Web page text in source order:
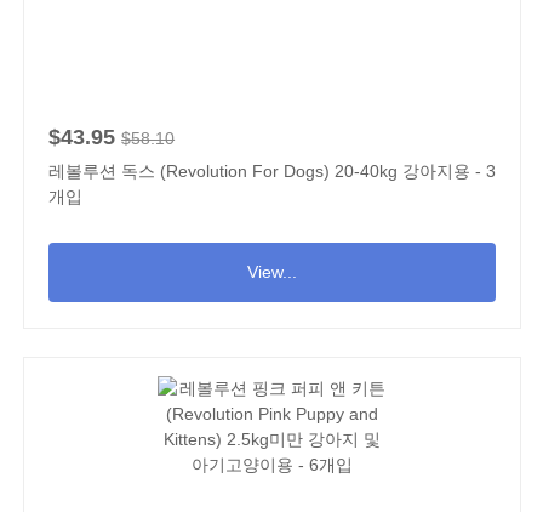
$43.95 $58.10
레볼루션 독스 (Revolution For Dogs) 20-40kg 강아지용 - 3
개입
View...